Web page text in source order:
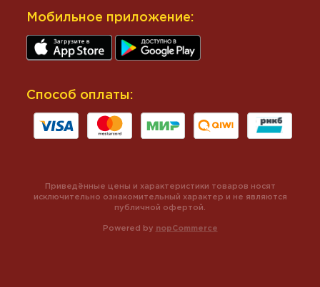
Мобильное приложение:
Способ оплаты:
Powered by nopCommerce
Приведённые цены и характеристики товаров носят
исключительно ознакомительный характер и не являются
публичной офертой.